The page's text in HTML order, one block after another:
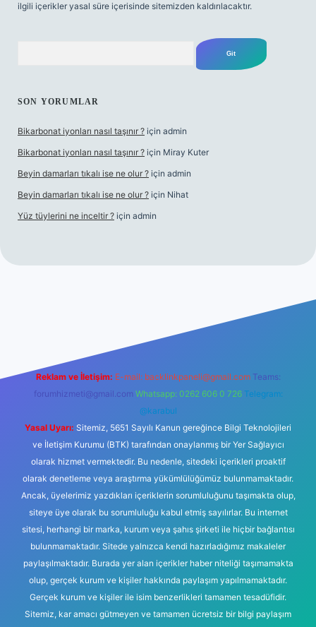
ilgili içerikler yasal süre içerisinde sitemizden kaldırılacaktır.
SON YORUMLAR
Bikarbonat iyonları nasıl taşınır ? için admin
Bikarbonat iyonları nasıl taşınır ? için Miray Kuter
Beyin damarları tıkalı ise ne olur ? için admin
Beyin damarları tıkalı ise ne olur ? için Nihat
Yüz tüylerini ne inceltir ? için admin
Reklam ve İletişim: E-mail: backlinkpaneli@gmail.com Teams:
forumhizmeti@gmail.com Whatsapp: 0262 606 0 726 Telegram:
@karabul
Yasal Uyarı: Sitemiz, 5651 Sayılı Kanun gereğince Bilgi Teknolojileri
ve İletişim Kurumu (BTK) tarafından onaylanmış bir Yer Sağlayıcı
olarak hizmet vermektedir. Bu nedenle, sitedeki içerikleri proaktif
olarak denetleme veya araştırma yükümlülüğümüz bulunmamaktadır.
Ancak, üyelerimiz yazdıkları içeriklerin sorumluluğunu taşımakta olup,
siteye üye olarak bu sorumluluğu kabul etmiş sayılırlar. Bu internet
sitesi, herhangi bir marka, kurum veya şahıs şirketi ile hiçbir bağlantısı
bulunmamaktadır. Sitede yalnızca kendi hazırladığımız makaleler
paylaşılmaktadır. Burada yer alan içerikler haber niteliği taşımamakta
olup, gerçek kurum ve kişiler hakkında paylaşım yapılmamaktadır.
Gerçek kurum ve kişiler ile isim benzerlikleri tamamen tesadüfidir.
Sitemiz, kar amacı gütmeyen ve tamamen ücretsiz bir bilgi paylaşım